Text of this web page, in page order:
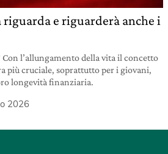
riguarda e riguarderà anche i
l’allungamento della vita il concetto
più cruciale, soprattutto per i giovani,
longevità finanziaria.
2026